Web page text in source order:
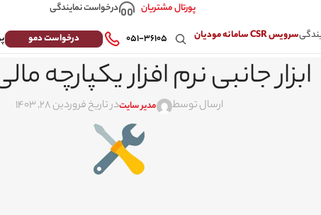
پورتال مشتریان
درخواست نمایندگی
سرویس CSR سامانه مودیان ۰۵۱-۳۶۱۰۵ درخواست دمو
ابزار جانبی نرم افزار یکپارچه
ارسال توسط مدیر سایتدر تاریخ فروردین 28, 1403